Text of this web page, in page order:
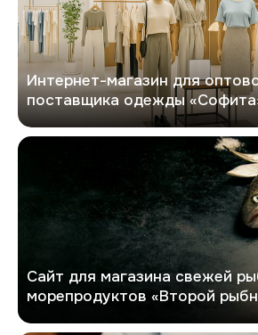
Интернет-магазин для
поставщика одежды
Второй рыбный
Сайт для магазина свежей
морепродуктов «Второй